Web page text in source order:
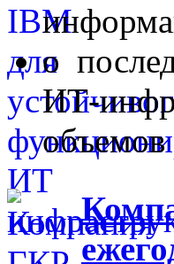
о
ИТ-